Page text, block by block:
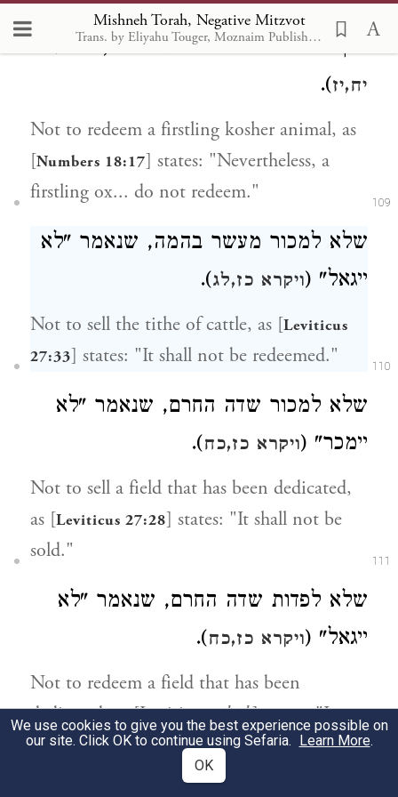
Mishneh Torah, Negative Mitzvot
Trans. by Eliyahu Touger, Moznaim Publishing
שלא לפדות בכור בהמה טהורה, שנאמר
"אך בכור שור . . . לא תפדה" (במדבר
יח,יז).
Not to redeem a firstling kosher animal, as
[Numbers 18:17] states: "Nevertheless, a
firstling ox... do not redeem."
109
שלא למכור מעשר בהמה, שנאמר "לא
ייגאל" (ויקרא כז,לג).
Not to sell the tithe of cattle, as [Leviticus
27:33] states: "It shall not be redeemed." 110
שלא למכור שדה החרם, שנאמר "לא
יימכר" (ויקרא כז,כח).
Not to sell a field that has been dedicated,
as [Leviticus 27:28] states: "It shall not be
sold."
111
שלא לפדות שדה החרם, שנאמר "לא
ייגאל" (ויקרא כז,כח).
Not to redeem a field that has been
dedicated, as [Leviticus,ibid.] states: "It
shall not be redeemed."
We use cookies to give you the best experience possible on
our site. Click OK to continue using Sefaria. Learn More.
OK